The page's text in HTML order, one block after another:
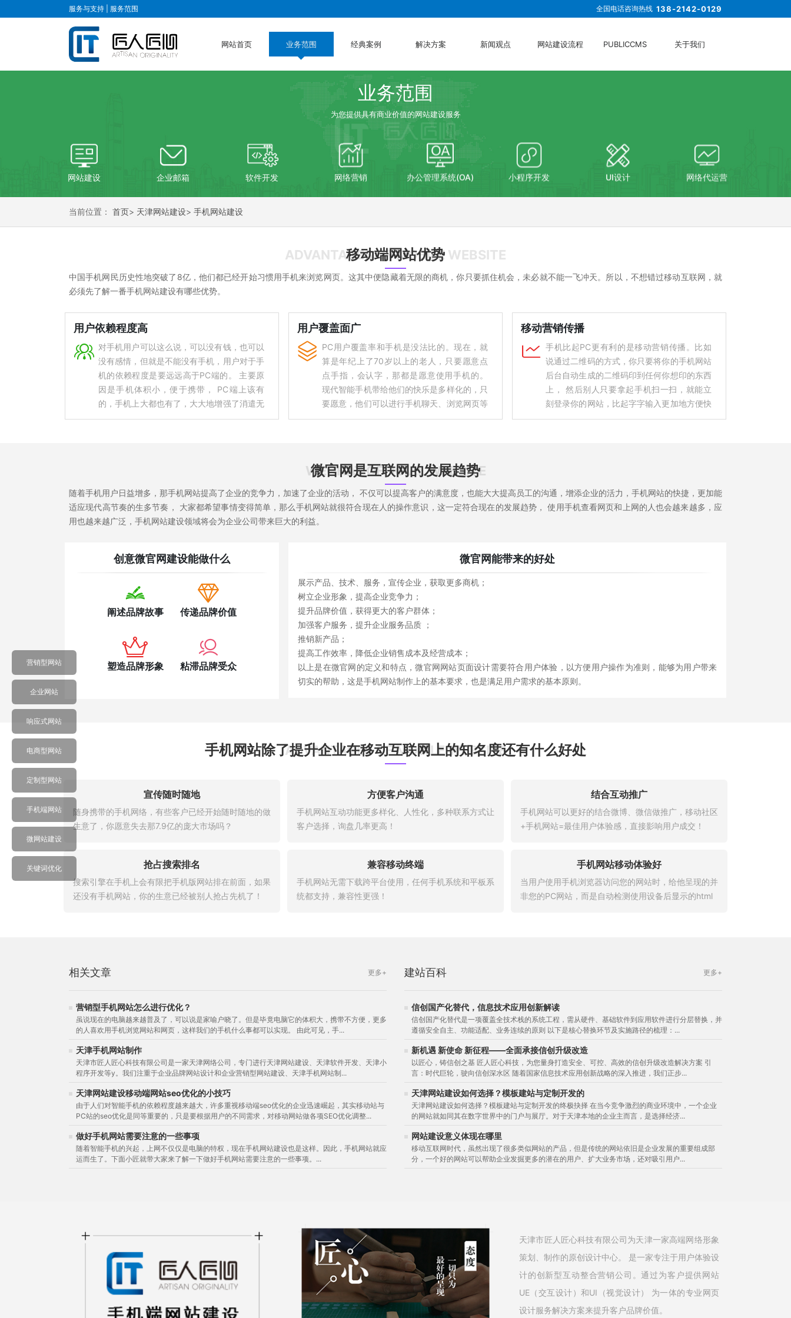
服务与支持 | 服务范围 全国电话咨询热线 138-2142-0129
网站首页 业务范围 经典案例 解决方案 新闻观点 网站建设流程 PUBLICCMS 关于我们
业务范围
为您提供具有商业价值的网站建设服务
网站建设 企业邮箱 软件开发 网络营销 办公管理系统(OA) 小程序开发 UI设计 网络代运营
营销型网站
企业网站
响应式网站
电商型网站
定制型网站
手机端网站
微网站建设
关键词优化
当前位置： 首页> 天津网站建设> 手机网站建设
ADVANTAGES OF MOBILE WEBSITE
移动端网站优势
中国手机网民历史性地突破了8亿，他们都已经开始习惯用手机来浏览网页。这其中便隐藏着无限的商机，你只要抓住机会，未必就不能一飞冲天。所以，不想错过移动互联网，就
必须先了解一番手机网站建设有哪些优势。
用户依赖程度高
 对手机用户可以这么说，可以没有钱，也可以
没有感情，但就是不能没有手机，用户对于手
机的依赖程度是要远远高于PC端的。 主要原
因是手机体积小，便于携带， PC端上该有
的，手机上大都也有了，大大地增强了消遣无
聊时光，带来快乐的机会。 而且PC网页在手
网站建设。
用户覆盖面广
 PC用户覆盖率和手机是没法比的。现在，就
算是年纪上了70岁以上的老人，只要愿意点
点手指，会认字，那都是愿意使用手机的。
现代智能手机带给他们的快乐是多样化的，只
要愿意，他们可以进行手机聊天、浏览网页等
等。所以说， 企业若是能做好手机网站建设
移动营销传播
 手机比起PC更有利的是移动营销传播。比如
说通过二维码的方式，你只要将你的手机网站
后台自动生成的二维码印到任何你想印的东西
上， 然后别人只要拿起手机扫一扫，就能立
刻登录你的网站，比起字字输入更加地方便快
捷。而且，庞大的手机用户数量和依赖度就决
WECHAT OFFICIAL WEBSITE
微官网是互联网的发展趋势
随着手机用户日益增多，那手机网站提高了企业的竞争力，加速了企业的活动， 不仅可以提高客户的满意度，也能大大提高员工的沟通，增添企业的活力，手机网站的快捷，更加能
适应现代高节奏的生多节奏， 大家都希望事情变得简单，那么手机网站就很符合现在人的操作意识，这一定符合现在的发展趋势， 使用手机查看网页和上网的人也会越来越多，应
用也越来越广泛，手机网站建设领域将会为企业公司带来巨大的利益。
创意微官网建设能做什么

阐述品牌故事

传递品牌价值

塑造品牌形象

粘滞品牌受众
微官网能带来的好处
展示产品、技术、服务，宣传企业，获取更多商机；
树立企业形象，提高企业竞争力；
提升品牌价值，获得更大的客户群体；
加强客户服务，提升企业服务品质 ；
推销新产品；
提高工作效率，降低企业销售成本及经营成本；
以上是在微官网的定义和特点，微官网网站页面设计需要符合用户体验，以方便用户操作为准则，能够为用户带来
切实的帮助，这是手机网站制作上的基本要求，也是满足用户需求的基本原则。
ADVANTAGES OF MOBILE WEBSITE
手机网站除了提升企业在移动互联网上的知名度还有什么好处
宣传随时随地
随身携带的手机网络，有些客户已经开始随时随地的做
生意了，你愿意失去那7.9亿的庞大市场吗？
方便客户沟通
手机网站互动功能更多样化、人性化，多种联系方式让
客户选择，询盘几率更高！
结合互动推广
手机网站可以更好的结合微博、微信做推广，移动社区
+手机网站=最佳用户体验感，直接影响用户成交！
抢占搜索排名
搜索引擎在手机上会有限把手机版网站排在前面，如果
还没有手机网站，你的生意已经被别人抢占先机了！
兼容移动终端
手机网站无需下载跨平台使用，任何手机系统和平板系
统都支持，兼容性更强！
手机网站移动体验好
当用户使用手机浏览器访问您的网站时，给他呈现的并
非您的PC网站，而是自动检测使用设备后显示的html
相关文章 更多+
营销型手机网站怎么进行优化？
虽说现在的电脑越来越普及了，可以说是家喻户晓了。但是毕竟电脑它的体积大，携带不方便，更多
的人喜欢用手机浏览网站和网页，这样我们的手机什么事都可以实现。 由此可见，手...
天津手机网站制作
天津市匠人匠心科技有限公司是一家天津网络公司，专门进行天津网站建设、天津软件开发、天津小
程序开发等y。我们注重于企业品牌网站设计和企业营销型网站建设、天津手机网站制...
天津网站建设移动端网站seo优化的小技巧
由于人们对智能手机的依赖程度越来越大，许多重视移动端seo优化的企业迅速崛起，其实移动站与
PC站的seo优化是同等重要的，只是要根据用户的不同需求，对移动网站做各项SEO优化调整...
做好手机网站需要注意的一些事项
随着智能手机的兴起，上网不仅仅是电脑的特权，现在手机网站建设也是这样。因此，手机网站就应
运而生了。下面小匠就带大家来了解一下做好手机网站需要注意的一些事项。...
建站百科 更多+
信创国产化替代，信息技术应用创新解读
信创国产化替代是一项覆盖全技术栈的系统工程，需从硬件、基础软件到应用软件进行分层替换，并
遵循安全自主、功能适配、业务连续的原则 以下是核心替换环节及实施路径的梳理：...
新机遇 新使命 新征程——全面承接信创升级改造
以匠心，铸信创之基 匠人匠心科技，为您量身打造安全、可控、高效的信创升级改造解决方案 引
言：时代巨轮，驶向信创深水区 随着国家信息技术应用创新战略的深入推进，我们正步...
天津网站建设如何选择？模板建站与定制开发的
天津网站建设如何选择？模板建站与定制开发的终极抉择 在当今竞争激烈的商业环境中，一个企业
的网站就如同其在数字世界中的门户与展厅。对于天津本地的企业主而言，是选择经济...
网站建设意义体现在哪里
移动互联网时代，虽然出现了很多类似网站的产品，但是传统的网站依旧是企业发展的重要组成部
分，一个好的网站可以帮助企业发掘更多的潜在的用户、扩大业务市场，还对吸引用户...
天津市匠人匠心科技有限公司为天津一家高端网络形象
策划、制作的原创设计中心。 是一家专注于用户体验设
计的创新型互动整合营销公司。通过为客户提供网站
UE（交互设计）和UI（视觉设计） 为一体的专业网页
设计服务解决方案来提升客户品牌价值。